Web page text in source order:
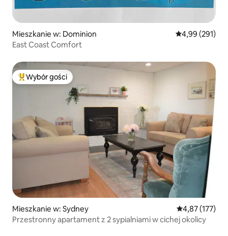
Mieszkanie w: Dominion Średnia
4,99 (291)
East Coast Comfort
Najpopularniejsze z kategorii Wybór gości
Wybór gości
Mieszkanie w: Sydney Średnia
4,87 (177)
Przestronny apartament z 2 sypialniami w cichej okolicy